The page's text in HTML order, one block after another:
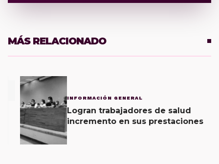
MÁS RELACIONADO
INFORMACIÓN GENERAL
Logran trabajadores de salud
incremento en sus prestaciones